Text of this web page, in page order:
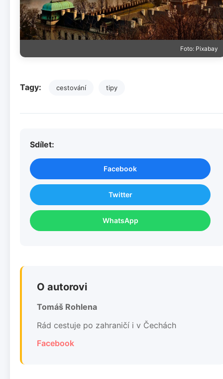
Foto: Pixabay
Tagy: cestování tipy
Sdílet:
Facebook
Twitter
WhatsApp
O autorovi
Tomáš Rohlena
Rád cestuje po zahraničí i v Čechách
Facebook